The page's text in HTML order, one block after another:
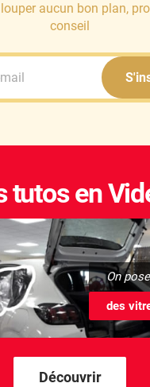
aucun bon plan,
conseil
tutos en
On pose
des
Découvrir